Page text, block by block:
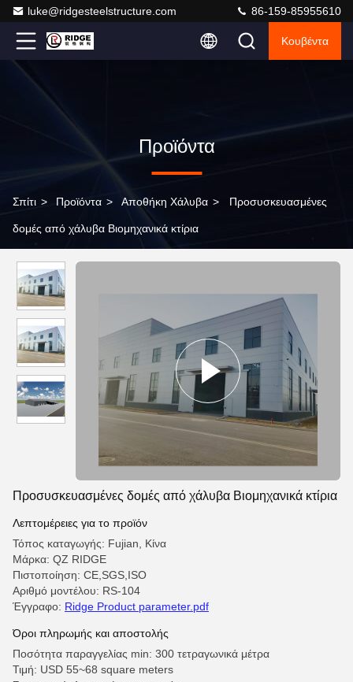
luke@ridgesteelstructure.com 86-159-85955610
Κουβέντα
Προϊόντα
Σπίτι > Προϊόντα > Αποθήκη Χάλυβα > Προσυσκευασμένες
δομές από χάλυβα Βιομηχανικά κτίρια
Προσυσκευασμένες δομές από χάλυβα Βιομηχανικά κτίρια
Λεπτομέρειες για το προϊόν
Τόπος καταγωγής: Fujian, Κίνα
Μάρκα: QZ RIDGE
Πιστοποίηση: CE,SGS,ISO
Αριθμό μοντέλου: RS-104
Έγγραφο: Ridge Product parameter.pdf
Όροι πληρωμής και αποστολής
Ποσότητα παραγγελίας min: 300 τετραγωνικά μέτρα
Τιμή: USD 55~68 square meters